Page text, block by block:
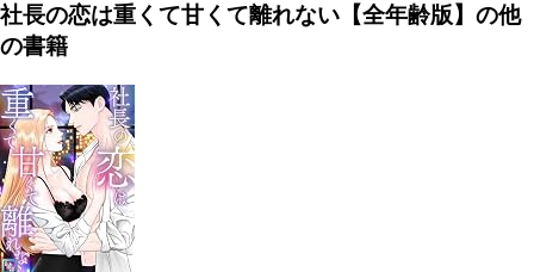
社長の恋は重くて甘くて離れない【全年齢版】 の他
の書籍